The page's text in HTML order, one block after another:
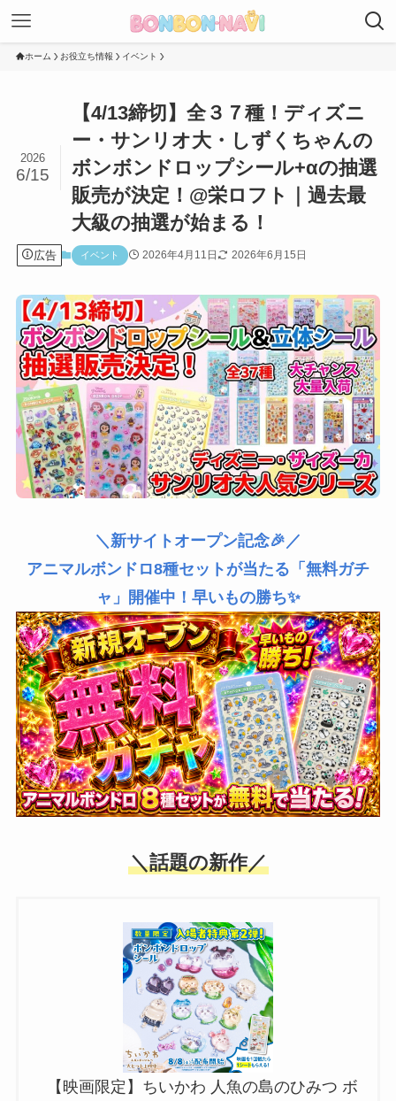
ホーム お役立ち情報 イベント
【4/13締切】全３７種！ディズニ
ー・サンリオ大・しずくちゃんの
ボンボンドロップシール+αの抽選
販売が決定！@栄ロフト｜過去最
大級の抽選が始まる！
2026
6/15
広告 イベント 2026年4月11日 2026年6月15日
＼新サイトオープン記念🎉／
アニマルボンドロ8種セットが当たる「無料ガチ
ャ」開催中！早いもの勝ち✨
＼話題の新作／
【映画限定】ちいかわ 人魚の島のひみつ ボ